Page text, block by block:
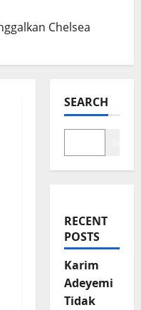
Chelsea
SEARCH
RECENT
POSTS
Karim
Adeyemi
Tidak